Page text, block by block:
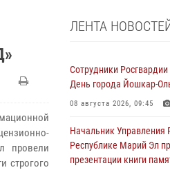
провели
строгого
ЛЕНТА
Сотрудники
День города Йошкар-
08 августа 2026, 09:45
Начальник Управления
Республике Марий Эл
презентации книги